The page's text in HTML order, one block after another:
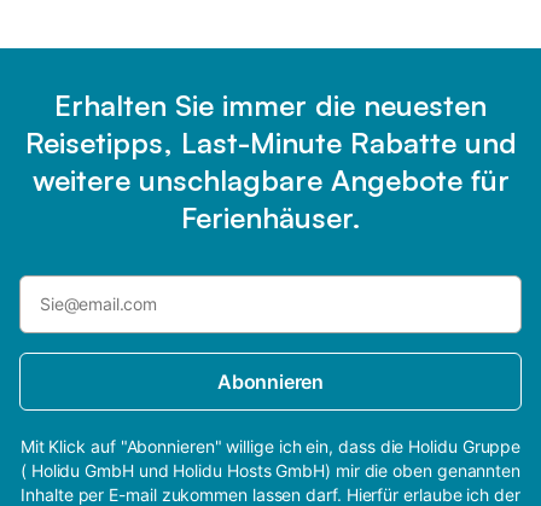
Erhalten Sie immer die neuesten
Reisetipps, Last-Minute Rabatte und
weitere unschlagbare Angebote für
Ferienhäuser.
Abonnieren
Mit Klick auf "Abonnieren" willige ich ein, dass die Holidu Gruppe
( Holidu GmbH und Holidu Hosts GmbH) mir die oben genannten
Inhalte per E-mail zukommen lassen darf. Hierfür erlaube ich der